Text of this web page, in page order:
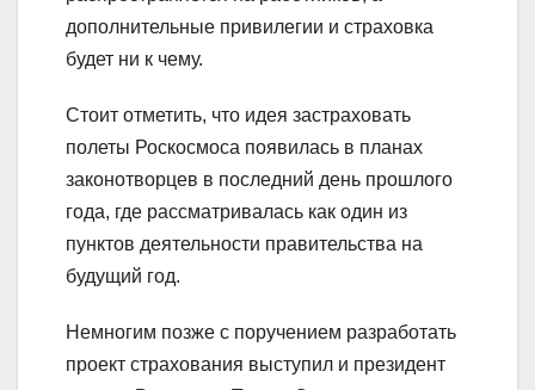
дополнительные привилегии и страховка
будет ни к чему.
Стоит отметить, что идея застраховать
полеты Роскосмоса появилась в планах
законотворцев в последний день прошлого
года, где рассматривалась как один из
пунктов деятельности правительства на
будущий год.
Немногим позже с поручением разработать
проект страхования выступил и президент